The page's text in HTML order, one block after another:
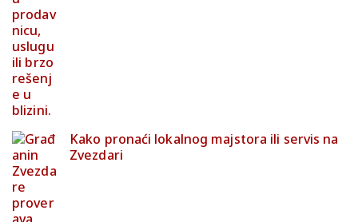
Kako pronaći lokalnog majstora ili servis na
Zvezdari